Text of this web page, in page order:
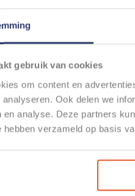
gebruik van cookies
om content en
Ook delen we
en analyse. Deze partners
verzameld op basis
STEINEL KRIMPKOUS I - Ø
1,6 - 4,8MM - 70 STUKS
€5,51